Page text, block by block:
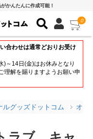
かんたんに作成可能！
0
合わせは通常どおりお受け
)～14日(金)はお休みとなり
理解を賜りますようお願い申
グッズドットコム オリ